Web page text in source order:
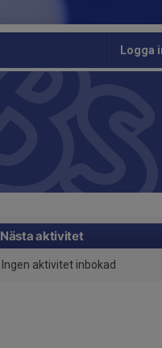
Logga
Nästa aktivitet
Ingen aktivitet inbokad